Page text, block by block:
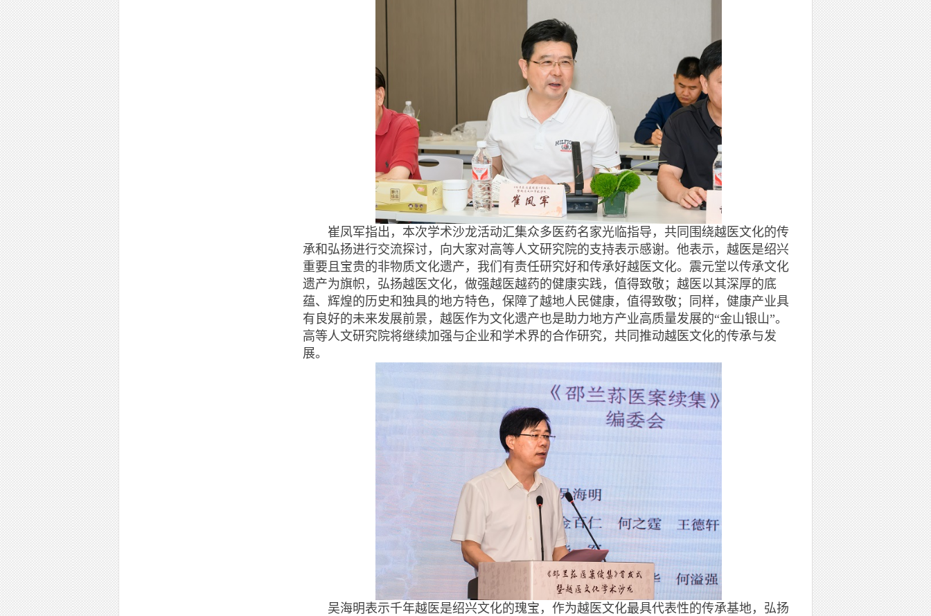
崔凤军指出，本次学术沙龙活动汇集众多医药名家光临指导，共同围绕越医文化的传
承和弘扬进行交流探讨，向大家对高等人文研究院的支持表示感谢。他表示，越医是绍兴
重要且宝贵的非物质文化遗产，我们有责任研究好和传承好越医文化。震元堂以传承文化
遗产为旗帜，弘扬越医文化，做强越医越药的健康实践，值得致敬；越医以其深厚的底
蕴、辉煌的历史和独具的地方特色，保障了越地人民健康，值得致敬；同样，健康产业具
有良好的未来发展前景，越医作为文化遗产也是助力地方产业高质量发展的“金山银山”。
高等人文研究院将继续加强与企业和学术界的合作研究，共同推动越医文化的传承与发
展。
吴海明表示千年越医是绍兴文化的瑰宝，作为越医文化最具代表性的传承基地，弘扬